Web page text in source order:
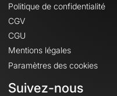
Politique de confidentialité
CGV
CGU
Mentions légales
Paramètres des cookies
Suivez-nous